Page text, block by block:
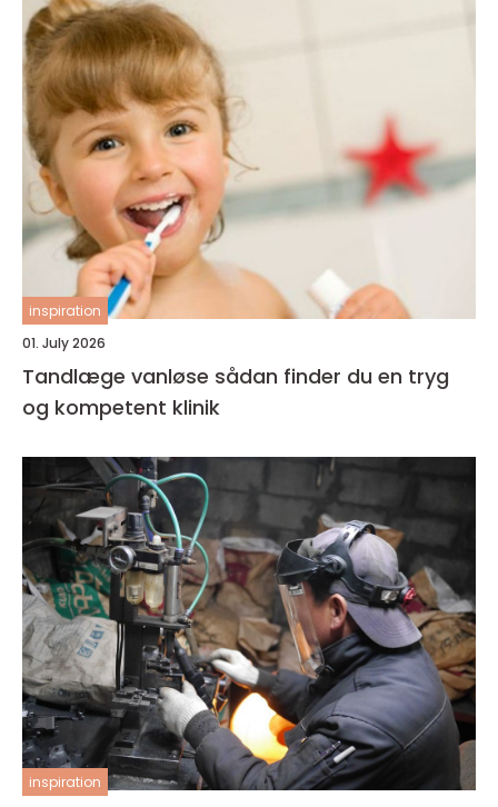
inspiration
01. July 2026
Tandlæge vanløse sådan finder du en tryg
og kompetent klinik
inspiration